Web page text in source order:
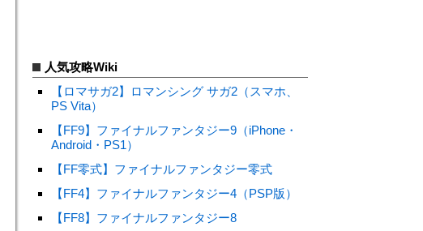
人気攻略Wiki
【ロマサガ2】ロマンシング サガ2（スマホ、
PS Vita）
【FF9】ファイナルファンタジー9（iPhone・
Android・PS1）
【FF零式】ファイナルファンタジー零式
【FF4】ファイナルファンタジー4（PSP版）
【FF8】ファイナルファンタジー8